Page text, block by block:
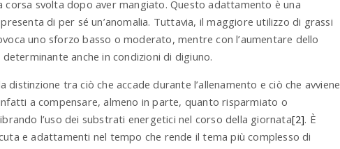
svolta dopo aver mangiato. Questo adattamento è una
di per sé un’anomalia. Tuttavia, il maggiore utilizzo di grassi
uno sforzo basso o moderato, mentre con l’aumentare dello
anche in condizioni di digiuno.
tra ciò che accade durante l’allenamento e ciò che avviene
a compensare, almeno in parte, quanto risparmiato o
l’uso dei substrati energetici nel corso della giornata[2]. È
e adattamenti nel tempo che rende il tema più complesso di